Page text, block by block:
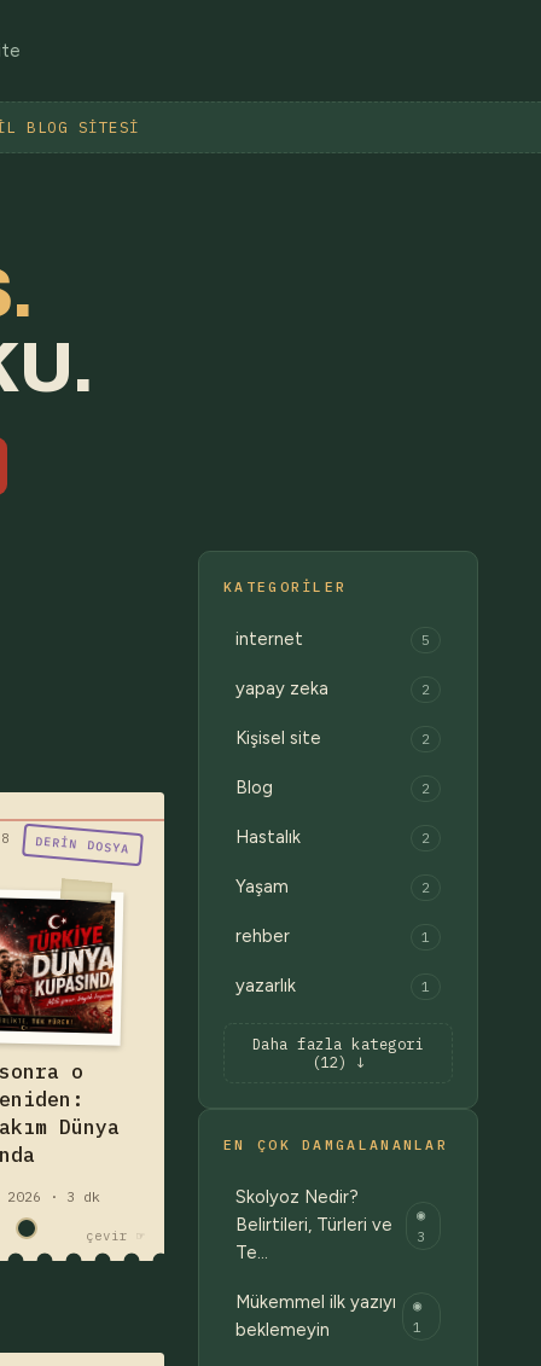
BLOG SITESI
DERIN DOSYA
o
Dünya
2026 · 3 dk
çevir ☞
çekmecede
anı gelince
açılır."
A Milli
2002'deki o
üçüncülükten
24 yıl sonra
Dünya Kupası
Bir neslin
beklediği, bir
ilk kez
bir dönüş
üzerine.
kupası
— yazıyı oku
KATEGORILER
internet 5
yapay zeka 2
Kişisel site 2
Blog 2
Hastalık 2
Yaşam 2
rehber 1
yazarlık 1
Daha fazla kategori
(12) ↓
EN ÇOK DAMGALANANLAR
Skolyoz Nedir?
Belirtileri, Türleri ve
Te…
◉
3
Mükemmel ilk yazıyı
beklemeyin
◉
1